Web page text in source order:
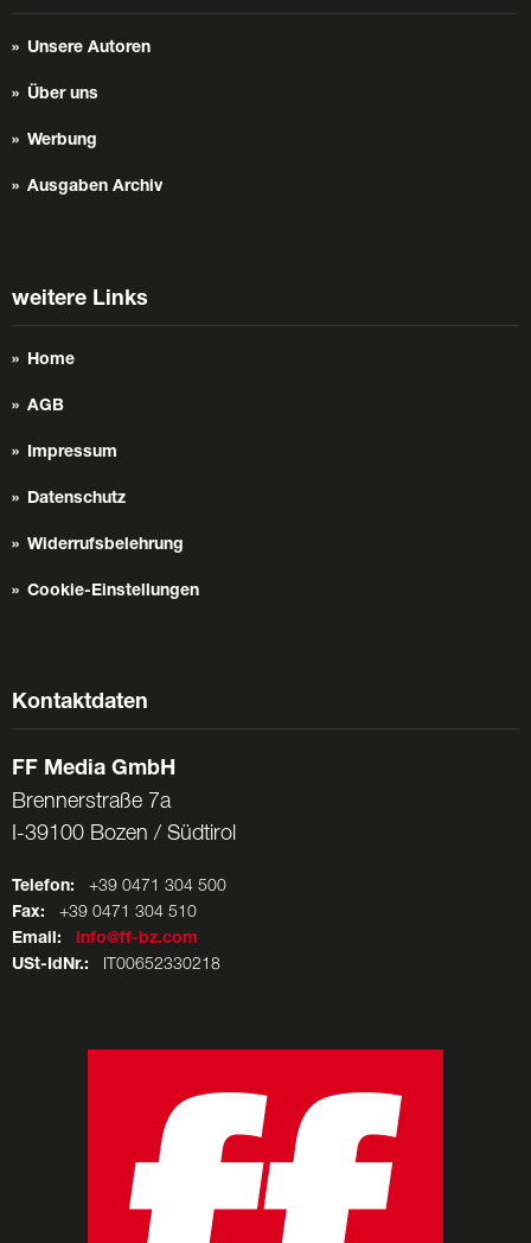
Unsere Autoren
Über uns
Werbung
Ausgaben Archiv
weitere Links
Home
AGB
Impressum
Datenschutz
Widerrufsbelehrung
Cookie-Einstellungen
Kontaktdaten
FF Media GmbH
Brennerstraße 7a
I-39100 Bozen / Südtirol
Telefon: +39 0471 304 500
Fax: +39 0471 304 510
Email:
info@ff-bz.com
USt-IdNr.: IT00652330218